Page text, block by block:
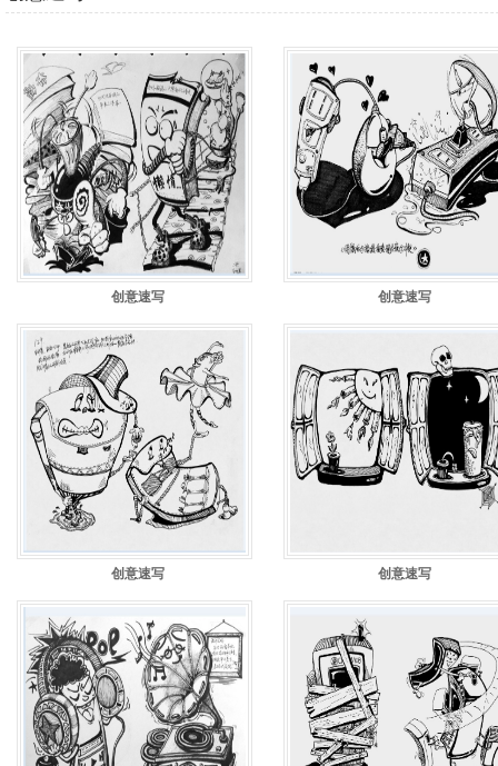
创意速写 创意速写
创意速写 创意速写